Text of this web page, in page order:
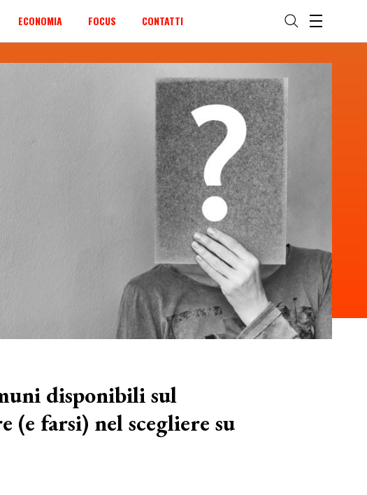
ECONOMIA FOCUS CONTATTI
disponibili sul
(e farsi) nel scegliere su